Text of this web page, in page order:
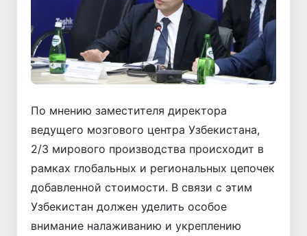
По мнению заместителя директора
ведущего мозгового центра Узбекистана,
2/3 мирового производства происходит в
рамках глобальных и региональных цепочек
добавленной стоимости. В связи с этим
Узбекистан должен уделить особое
внимание налаживанию и укреплению